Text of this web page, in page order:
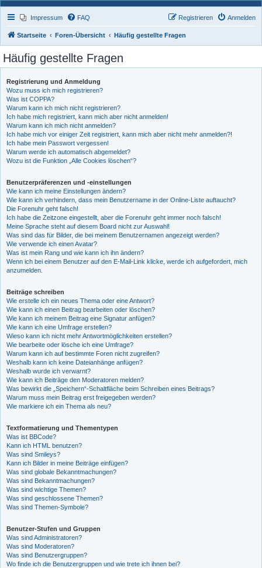
Impressum FAQ Anmelden
Registrieren
Startseite Foren-Übersicht Häufig gestellte Fragen
Häufig gestellte Fragen
Registrierung und Anmeldung
Wozu muss ich mich registrieren?
Was ist COPPA?
Warum kann ich mich nicht registrieren?
Ich habe mich registriert, kann mich aber nicht anmelden!
Warum kann ich mich nicht anmelden?
Ich habe mich vor einiger Zeit registriert, kann mich aber nicht mehr anmelden?!
Ich habe mein Passwort vergessen!
Warum werde ich automatisch abgemeldet?
Wozu ist die Funktion „Alle Cookies löschen“?
Benutzerpräferenzen und -einstellungen
Wie kann ich meine Einstellungen ändern?
Wie kann ich verhindern, dass mein Benutzername in der Online-Liste auftaucht?
Die Forenuhr geht falsch!
Ich habe die Zeitzone eingestellt, aber die Forenuhr geht immer noch falsch!
Meine Sprache steht auf diesem Board nicht zur Auswahl!
Was sind das für Bilder, die bei meinem Benutzernamen angezeigt werden?
Wie verwende ich einen Avatar?
Was ist mein Rang und wie kann ich ihn ändern?
Wenn ich bei einem Benutzer auf den E-Mail-Link klicke, werde ich aufgefordert, mich
anzumelden.
Beiträge schreiben
Wie erstelle ich ein neues Thema oder eine Antwort?
Wie kann ich einen Beitrag bearbeiten oder löschen?
Wie kann ich meinem Beitrag eine Signatur anfügen?
Wie kann ich eine Umfrage erstellen?
Wieso kann ich nicht mehr Antwortmöglichkeiten erstellen?
Wie bearbeite oder lösche ich eine Umfrage?
Warum kann ich auf bestimmte Foren nicht zugreifen?
Weshalb kann ich keine Dateianhänge anfügen?
Weshalb wurde ich verwarnt?
Wie kann ich Beiträge den Moderatoren melden?
Was bewirkt die „Speichern“-Schaltfläche beim Schreiben eines Beitrags?
Warum muss mein Beitrag erst freigegeben werden?
Wie markiere ich ein Thema als neu?
Textformatierung und Thementypen
Was ist BBCode?
Kann ich HTML benutzen?
Was sind Smileys?
Kann ich Bilder in meine Beiträge einfügen?
Was sind globale Bekanntmachungen?
Was sind Bekanntmachungen?
Was sind wichtige Themen?
Was sind geschlossene Themen?
Was sind Themen-Symbole?
Benutzer-Stufen und Gruppen
Was sind Administratoren?
Was sind Moderatoren?
Was sind Benutzergruppen?
Wo finde ich die Benutzergruppen und wie trete ich ihnen bei?